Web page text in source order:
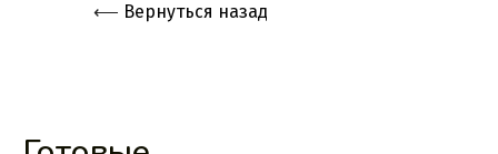
⟵ Вернуться назад